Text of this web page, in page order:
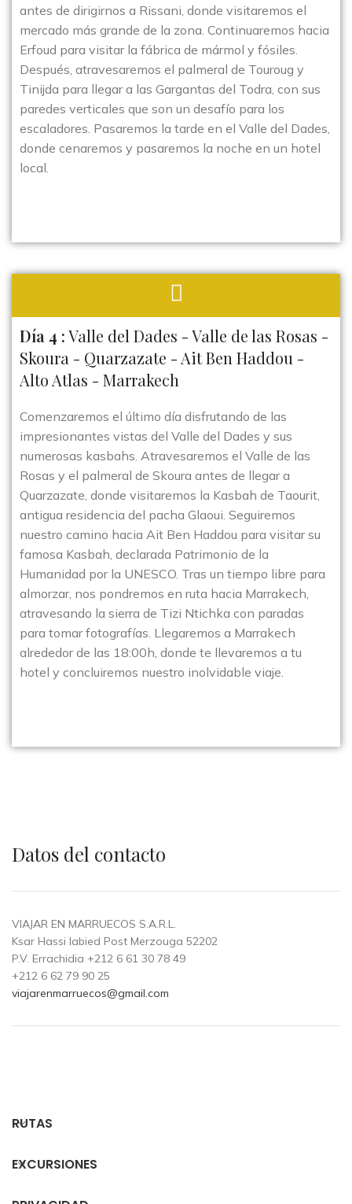
antes de dirigirnos a Rissani, donde visitaremos el
mercado más grande de la zona. Continuaremos hacia
Erfoud para visitar la fábrica de mármol y fósiles.
Después, atravesaremos el palmeral de Touroug y
Tinijda para llegar a las Gargantas del Todra, con sus
paredes verticales que son un desafío para los
escaladores. Pasaremos la tarde en el Valle del Dades,
donde cenaremos y pasaremos la noche en un hotel
local.
Día 4 :Valle del Dades - Valle de las Rosas -
Skoura - Quarzazate - Ait Ben Haddou -
Alto Atlas - Marrakech
Comenzaremos el último día disfrutando de las
impresionantes vistas del Valle del Dades y sus
numerosas kasbahs. Atravesaremos el Valle de las
Rosas y el palmeral de Skoura antes de llegar a
Quarzazate, donde visitaremos la Kasbah de Taourit,
antigua residencia del pacha Glaoui. Seguiremos
nuestro camino hacia Ait Ben Haddou para visitar su
famosa Kasbah, declarada Patrimonio de la
Humanidad por la UNESCO. Tras un tiempo libre para
almorzar, nos pondremos en ruta hacia Marrakech,
atravesando la sierra de Tizi Ntichka con paradas
para tomar fotografías. Llegaremos a Marrakech
alrededor de las 18:00h, donde te llevaremos a tu
hotel y concluiremos nuestro inolvidable viaje.
Datos del contacto
VIAJAR EN MARRUECOS S.A.R.L.
Ksar Hassi labied Post Merzouga 52202
P.V. Errachidia +212 6 61 30 78 49
+212 6 62 79 90 25
viajarenmarruecos@gmail.com
RUTAS
EXCURSIONES